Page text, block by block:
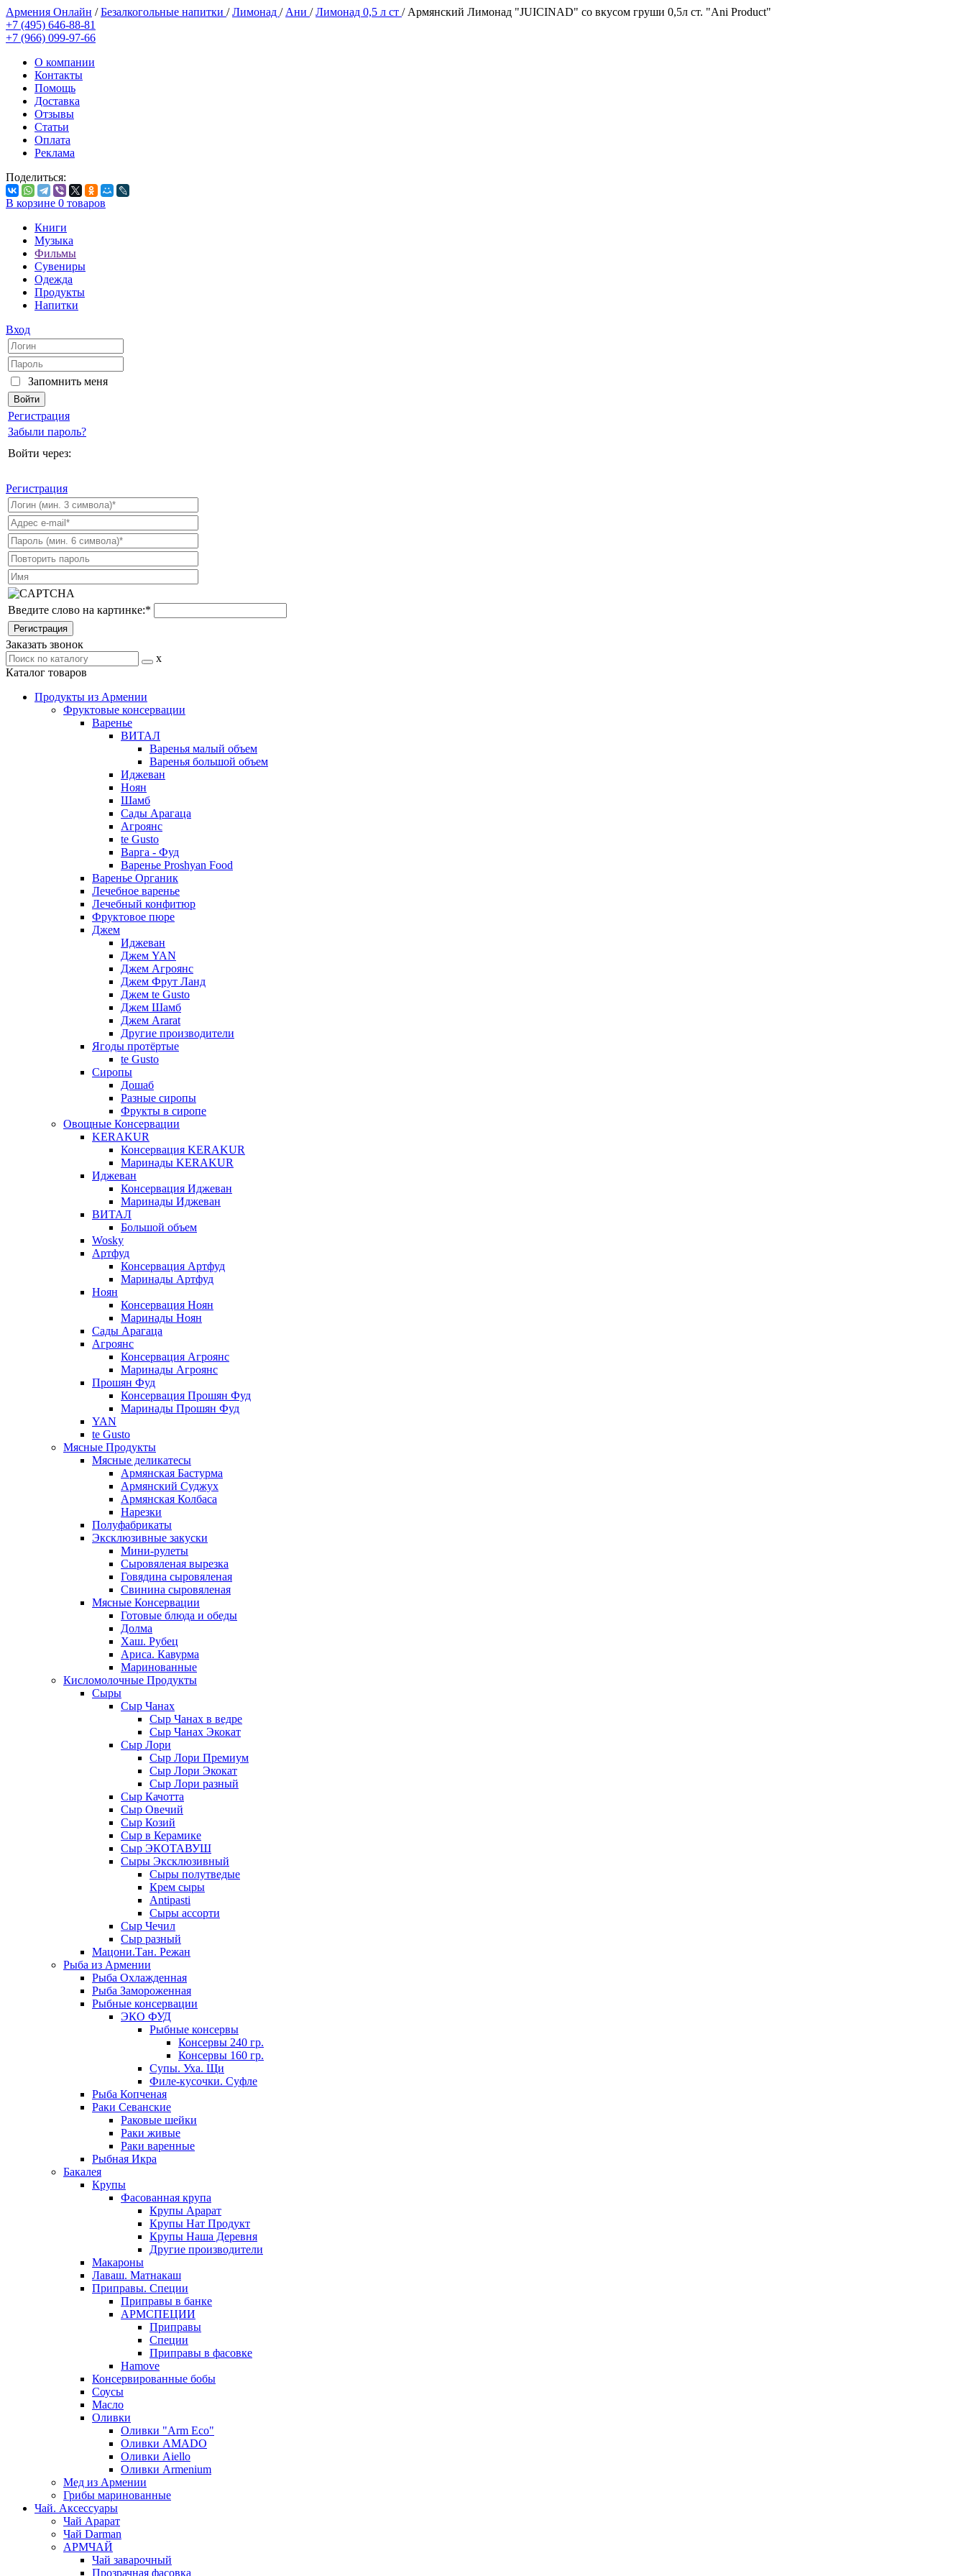
Армения Онлайн /Безалкогольные напитки /Лимонад / Ани /Лимонад 0,5 л ст / Армянский Лимонад "JUICINAD" со вкусом груши 0,5л ст. "Ani Product"
+7 (495) 646-88-81
+7 (966) 099-97-66
О компании
Контакты
Помощь
Доставка
Отзывы
Статьи
Оплата
Реклама
Поделиться:
В корзине 0 товаров
Книги
Музыка
Фильмы
Сувениры
Одежда
Продукты
Напитки
Вход
Запомнить меня
Регистрация
Забыли пароль?
Войти через:
Регистрация
Введите слово на картинке:*
Заказать звонок
x
Каталог товаров
Продукты из Армении
Фруктовые консервации
Варенье
ВИТАЛ
Варенья малый объем
Варенья большой объем
Иджеван
Ноян
Шамб
Сады Арагаца
Агроянс
te Gusto
Варга - Фуд
Варенье Proshyan Food
Варенье Органик
Лечебное варенье
Лечебный конфитюр
Фруктовое пюре
Джем
Иджеван
Джем YAN
Джем Агроянс
Джем Фрут Ланд
Джем te Gusto
Джем Шамб
Джем Ararat
Другие производители
Ягоды протёртые
te Gusto
Сиропы
Дошаб
Разные сиропы
Фрукты в сиропе
Овощные Консервации
KERAKUR
Консервация KERAKUR
Маринады KERAKUR
Иджеван
Консервация Иджеван
Маринады Иджеван
ВИТАЛ
Большой объем
Wosky
Артфуд
Консервация Артфуд
Маринады Артфуд
Ноян
Консервация Ноян
Маринады Ноян
Сады Арагаца
Агроянс
Консервация Агроянс
Маринады Агроянс
Прошян Фуд
Консервация Прошян Фуд
Маринады Прошян Фуд
YAN
te Gusto
Мясные Продукты
Мясные деликатесы
Армянская Бастурма
Армянский Суджух
Армянская Колбаса
Нарезки
Полуфабрикаты
Эксклюзивные закуски
Мини-рулеты
Сыровяленая вырезка
Говядина сыровяленая
Свинина сыровяленая
Мясные Консервации
Готовые блюда и обеды
Долма
Хаш. Рубец
Ариса. Кавурма
Маринованные
Кисломолочные Продукты
Сыры
Сыр Чанах
Сыр Чанах в ведре
Сыр Чанах Экокат
Сыр Лори
Сыр Лори Премиум
Сыр Лори Экокат
Сыр Лори разный
Сыр Качотта
Сыр Овечий
Сыр Козий
Сыр в Керамике
Сыр ЭКОТАВУШ
Сыры Эксклюзивный
Сыры полутведые
Крем сыры
Antipasti
Сыры ассорти
Сыр Чечил
Сыр разный
Мацони.Тан. Режан
Рыба из Армении
Рыба Охлажденная
Рыба Замороженная
Рыбные консервации
ЭКО ФУД
Рыбные консервы
Консервы 240 гр.
Консервы 160 гр.
Супы. Уха. Щи
Филе-кусочки. Суфле
Рыба Копченая
Раки Севанские
Раковые шейки
Раки живые
Раки варенные
Рыбная Икра
Бакалея
Крупы
Фасованная крупа
Крупы Арарат
Крупы Нат Продукт
Крупы Наша Деревня
Другие производители
Макароны
Лаваш. Матнакаш
Приправы. Специи
Приправы в банке
АРМСПЕЦИИ
Приправы
Специи
Приправы в фасовке
Hamove
Консервированные бобы
Соусы
Масло
Оливки
Оливки "Arm Eco"
Оливки AMADO
Оливки Aiello
Оливки Armenium
Мед из Армении
Грибы маринованные
Чай. Аксессуары
Чай Арарат
Чай Darman
АРМЧАЙ
Чай заварочный
Прозрачная фасовка